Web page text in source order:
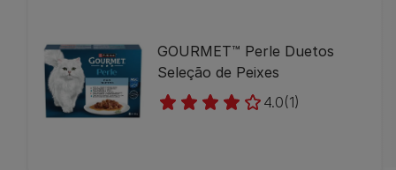
GOURMET™ Perle Duetos
Seleção de Peixes
4.0(1)